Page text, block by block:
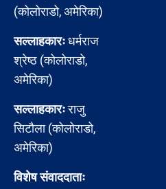
(कोलोराडो, अमेरिका)
सल्लाहकारःधर्मराज
श्रेष्ठ (कोलोराडो,
अमेरिका)
सल्लाहकारःराजु
सिटौला (कोलोराडो,
अमेरिका)
विशेष संवाददाताः